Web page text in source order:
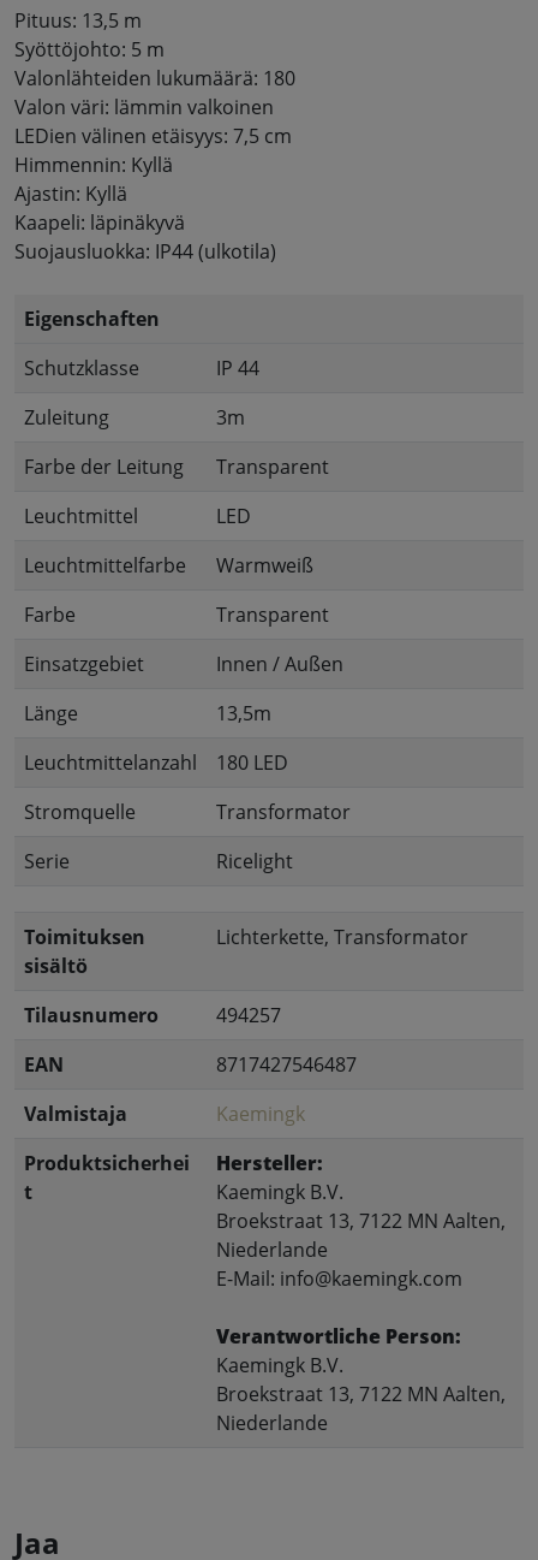
Pituus: 13,5 m
Syöttöjohto: 5 m
Valonlähteiden lukumäärä: 180
Valon väri: lämmin valkoinen
LEDien välinen etäisyys: 7,5 cm
Himmennin: Kyllä
Ajastin: Kyllä
Kaapeli: läpinäkyvä
Suojausluokka: IP44 (ulkotila)
Eigenschaften
Schutzklasse
IP 44
Zuleitung
3m
Farbe der Leitung
Transparent
Leuchtmittel
LED
Leuchtmittelfarbe
Warmweiß
Farbe
Transparent
Einsatzgebiet
Innen / Außen
Länge
13,5m
Leuchtmittelanzahl
180 LED
Stromquelle
Transformator
Serie
Ricelight
Toimituksen
sisältö
Lichterkette, Transformator
Tilausnumero
494257
EAN
8717427546487
Valmistaja
Kaemingk
Produktsicherhei
t
Hersteller:
Kaemingk B.V.
Broekstraat 13, 7122 MN Aalten,
Niederlande
E-Mail: info@kaemingk.com
Verantwortliche Person:
Kaemingk B.V.
Broekstraat 13, 7122 MN Aalten,
Niederlande
Jaa